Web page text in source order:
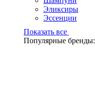
Эликсиры
Эссенции
Показать все
Популярные бренды: